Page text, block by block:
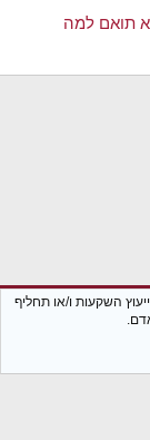
תואם למה
קישור
השקעות ו/או תחליף